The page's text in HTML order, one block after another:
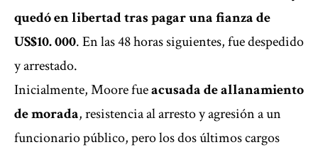
quedó en libertad tras pagar una fianza de
US$10. 000. En las 48 horas siguientes, fue despedido
y arrestado.
Inicialmente, Moore fueacusada de allanamiento
de morada, resistencia al arresto y agresión a un
funcionario público, pero los dos últimos cargos